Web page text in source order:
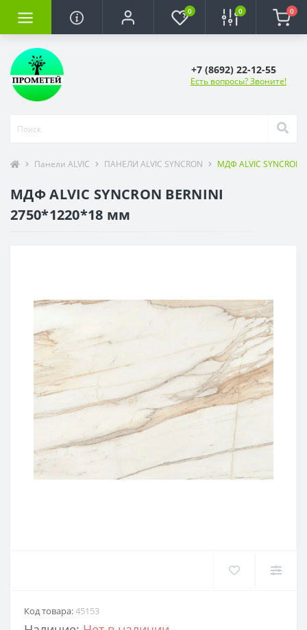
0 0 0
+7 (8692) 22-12-55
Есть вопросы? Звоните!
Панели ALVIC ПАНЕЛИ ALVIC SYNCRON МДФ ALVIC
МДФ ALVIC SYNCRON BERNINI
2750*1220*18 мм
Код товара:45153